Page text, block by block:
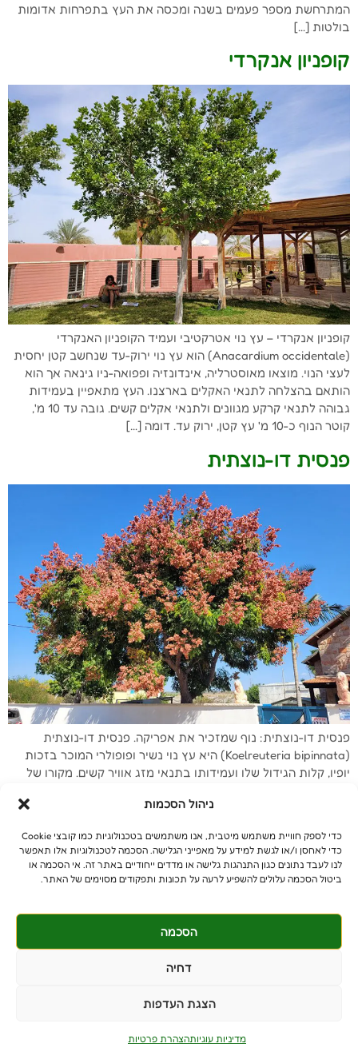
ניהול הסכמות
כדי לספק חוויית משתמש מיטבית, אנו משתמשים בטכנולוגיות כמו קובצי Cookie
כדי לאחסן ו/או לגשת למידע על מאפייני הגלישה. הסכמה לטכנולוגיות אלו תאפשר
לנו לעבד נתונים כגון התנהגות גלישה או מדדים ייחודיים באתר זה. אי הסכמה או
ביטול הסכמה עלולים להשפיע לרעה על תכונות ותפקודים מסוימים של האתר.
הסכמה
דחיה
הצגת העדפות
מדיניות עוגיותהצהרת פרטיות
המתרחשת מספר פעמים בשנה ומכסה את העץ בתפרחות אדומות
בולטות […]
קופניון אנקרדי
קופניון אנקרדי – עץ נוי אטרקטיבי ועמיד הקופניון האנקרדי
(Anacardium occidentale) הוא עץ נוי ירוק-עד שנחשב קטן יחסית
לעצי הנוי. מוצאו מאוסטרליה, אינדונזיה ופפואה-ניו גינאה אך הוא
הותאם בהצלחה לתנאי האקלים בארצנו. העץ מתאפיין בעמידות
גבוהה לתנאי קרקע מגוונים ולתנאי אקלים קשים. גובה עד 10 מ',
קוטר הנוף כ-10 מ' עץ קטן, ירוק עד. דומה […]
פנסית דו-נוצתית
פנסית דו-נוצתית: נוף שמזכיר את אפריקה. פנסית דו-נוצתית
(Koelreuteria bipinnata) היא עץ נוי נשיר ופופולרי המוכר בזכות
יופיו, קלות הגידול שלו ועמידותו בתנאי מזג אוויר קשים. מקורו של
עד 12 מטר וקוטר נופו יגיע עד 10 מטרים לכל היותר. גובה עד 12 מ',
הבא
© כל הזכויות שמורות
קבלנים - 052-639-4106
PushUp | Digital Marketing